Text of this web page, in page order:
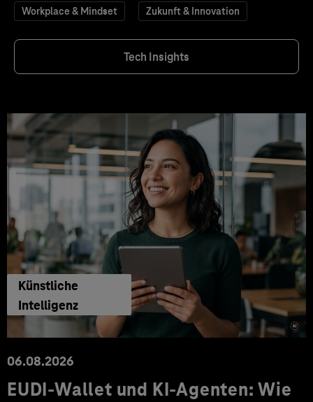
Workplace & Mindset Zukunft & Innovation
Tech Insights
Künstliche
Intelligenz
06.08.2026
EUDI-Wallet und KI-Agenten: Wie